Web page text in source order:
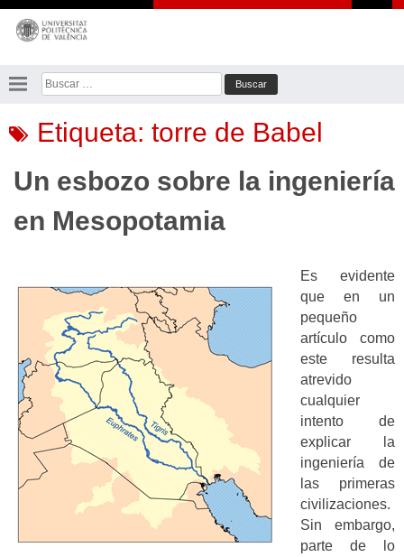
Saltar
contenido
Buscar:
Etiqueta: torre de Babel
Un esbozo sobre la ingeniería
en Mesopotamia
Es evidente
que en un
pequeño
artículo como
este resulta
atrevido
cualquier
intento de
explicar la
ingeniería de
las primeras
civilizaciones.
Sin embargo,
parte de lo